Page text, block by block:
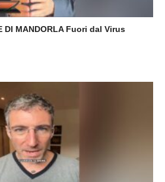
DI MANDORLA Fuori dal Virus